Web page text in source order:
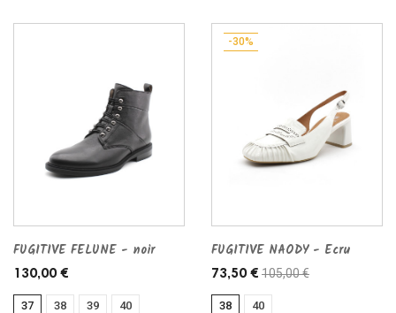
FUGITIVE FELUNE - noir
130,00 €
37 38 39 40
-30%
FUGITIVE NAODY - Ecru
73,50 € 105,00 €
38 40